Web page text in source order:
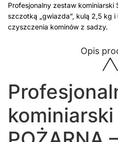
Profesjonalny zestaw kominiarski
szczotką „gwiazda”, kulą 2,5 kg i
czyszczenia kominów z sadzy.
Opis
kominiarski